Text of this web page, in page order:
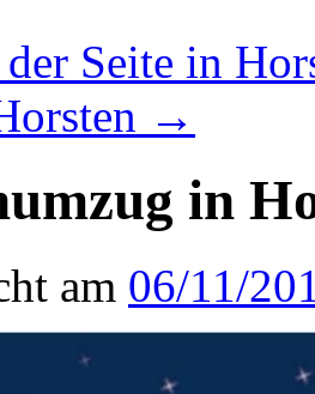
Seite in
→
in
am 06/11/